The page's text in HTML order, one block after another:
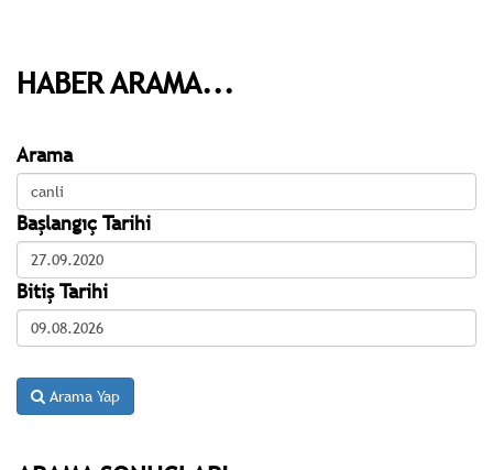
HABER ARAMA...
Arama
Başlangıç Tarihi
Bitiş Tarihi
Arama Yap